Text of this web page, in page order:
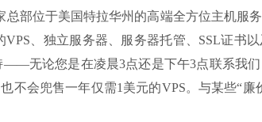
总部位于美国特拉华州的高端全方位主机服
VPS、独立服务器、服务器托管、SSL证书
——无论您是在凌晨3点还是下午3点联系我
不会兜售一年仅需1美元的VPS。与某些“